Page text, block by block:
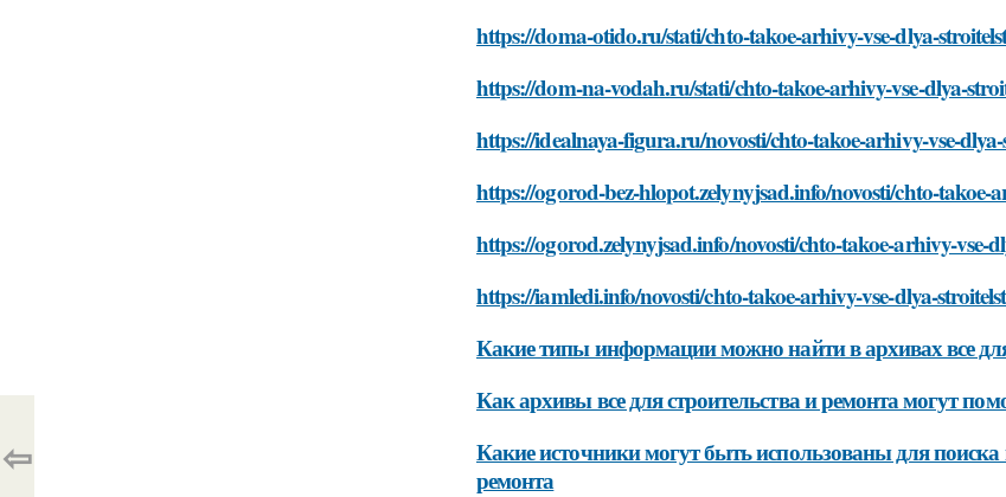
https://doma-otido.ru/stati/chto-takoe-arhivy-vse-dlya-
https://dom-na-vodah.ru/stati/chto-takoe-arhivy-vse-dlya-
https://idealnaya-figura.ru/novosti/chto-takoe-arhivy-vse-
https://ogorod-bez-hlopot.zelynyjsad.info/novosti/chto-takoe-
https://ogorod.zelynyjsad.info/novosti/chto-takoe-arhivy-vse-
https://iamledi.info/novosti/chto-takoe-arhivy-vse-dlya-
Какие типы информации можно найти в архивах все
Как архивы все для строительства и ремонта могут
Какие источники могут быть использованы для
ремонта
⇦